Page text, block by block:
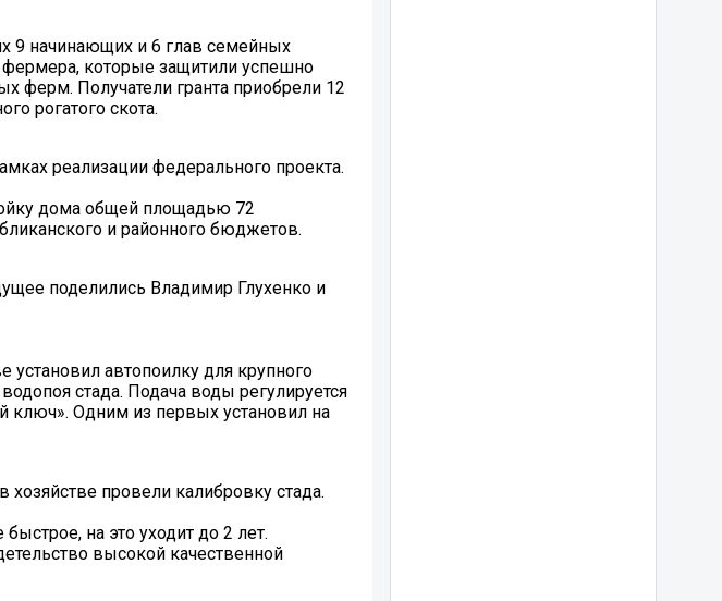
9 начинающих и 6 глав семейных
которые защитили успешно
ферм. Получатели гранта приобрели 12
рогатого скота.
реализации федерального проекта.
дома общей площадью 72
и районного бюджетов.
поделились Владимир Глухенко и
автопоилку для крупного
стада. Подача воды регулируется
ключ». Одним из первых установил на
хозяйстве провели калибровку стада.
на это уходит до 2 лет.
высокой качественной